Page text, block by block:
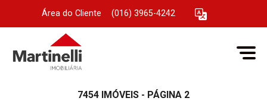
Área do Cliente (016) 3965-4242
7454 IMÓVEIS - PÁGINA 2